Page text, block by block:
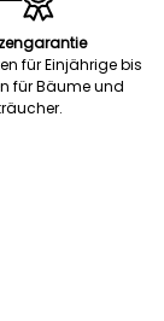
für Einjährige bis
für Bäume und